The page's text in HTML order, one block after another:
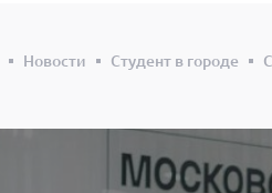
Новости Студент в городе